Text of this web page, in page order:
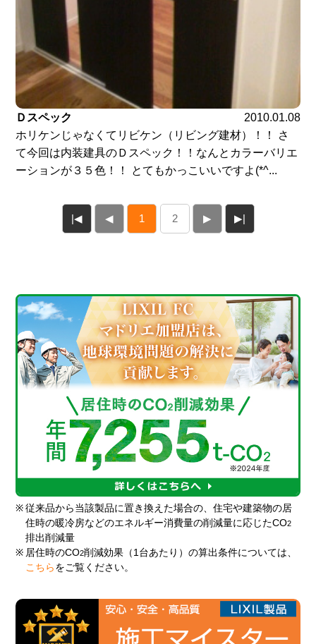
Ｄスペック
2010.01.08
ホリケンじゃなくてリビケン（リビング建材）！！ さ
て今回は内装建具のＤスペック！！なんとカラーバリエ
ーションが３５色！！ とてもかっこいいですよ(*^...
|◀ ◀ 1 2 ▶ ▶|
※ 従来品から当該製品に置き換えた場合の、住宅や建築物の居
住時の暖冷房などのエネルギー消費量の削減量に応じたCO2
排出削減量
※ 居住時のCO2削減効果（1台あたり）の算出条件については、
こちら をご覧ください。